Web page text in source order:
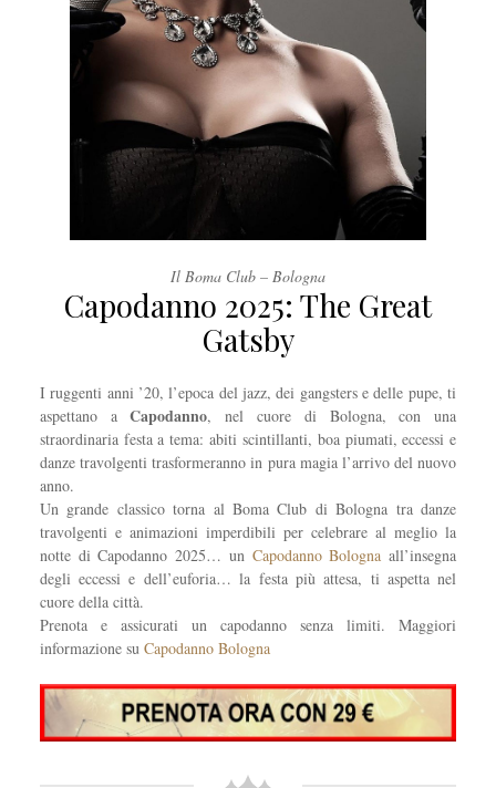
Il Boma Club – Bologna
Capodanno 2025: The Great
Gatsby
I ruggenti anni ’20, l’epoca del jazz, dei gangsters e delle pupe, ti
aspettano aCapodanno, nel cuore di Bologna, con una
straordinaria festa a tema: abiti scintillanti, boa piumati, eccessi e
danze travolgenti trasformeranno in pura magia l’arrivo del nuovo
anno.
Un grande classico torna al Boma Club di Bologna tra danze
travolgenti e animazioni imperdibili per celebrare al meglio la
notte di Capodanno 2025… un Capodanno Bologna all’insegna
degli eccessi e dell’euforia… la festa più attesa, ti aspetta nel
cuore della città.
Prenota e assicurati un capodanno senza limiti. Maggiori
informazione su Capodanno Bologna